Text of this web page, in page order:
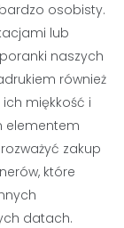
osobisty.
lub
naszych
również
miękkość i
elementem
zakup
które
datach.